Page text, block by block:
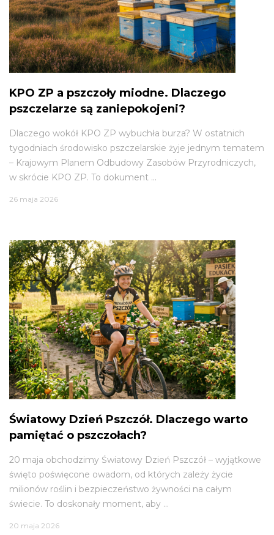
KPO ZP a pszczoły miodne. Dlaczego
pszczelarze są zaniepokojeni?
Dlaczego wokół KPO ZP wybuchła burza? W ostatnich
tygodniach środowisko pszczelarskie żyje jednym tematem
– Krajowym Planem Odbudowy Zasobów Przyrodniczych,
w skrócie KPO ZP. To dokument ...
26 maja 2026
Światowy Dzień Pszczół. Dlaczego warto
pamiętać o pszczołach?
20 maja obchodzimy Światowy Dzień Pszczół – wyjątkowe
święto poświęcone owadom, od których zależy życie
milionów roślin i bezpieczeństwo żywności na całym
świecie. To doskonały moment, aby ...
20 maja 2026